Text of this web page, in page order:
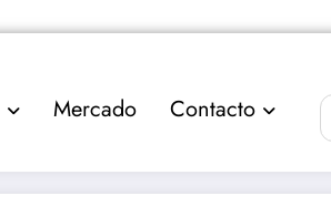
Mercado Contacto